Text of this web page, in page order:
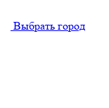
Выбрать город